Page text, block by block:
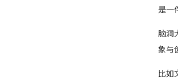
是一
脑洞
象与
比如